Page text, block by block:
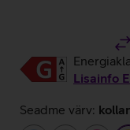
Lisainfo
Seadme värv: